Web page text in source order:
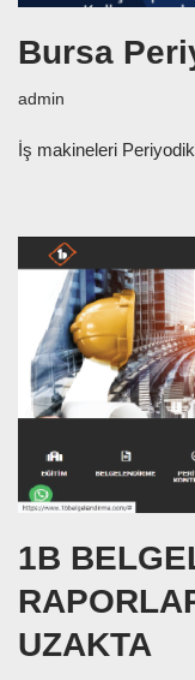
Bursa
admin
İş makineleri
1B
UZAKTA